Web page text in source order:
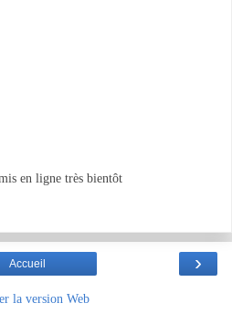
en ligne très bientôt
›
Accueil
la version Web